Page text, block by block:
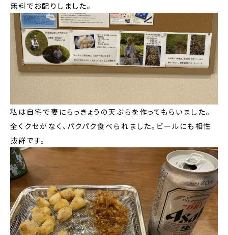
無料でお配りしました。
私は自宅で妻にらっきょうの天ぷらを作ってもらいました。
全くクセがなく、パクパク食べられました。ビールにも相性
抜群です。